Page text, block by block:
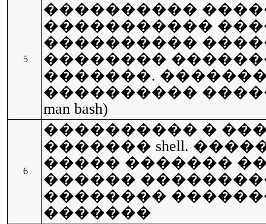
5
����������
�����������
����������
��������
�������.
����������
man bash)
6
���������� �
������� shell.
����� �������
������ ����������
��������
�������